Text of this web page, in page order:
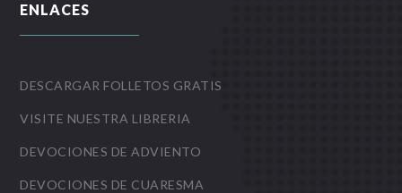
ENLACES
DESCARGAR FOLLETOS GRATIS
VISITE NUESTRA LIBRERIA
DEVOCIONES DE ADVIENTO
DEVOCIONES DE CUARESMA